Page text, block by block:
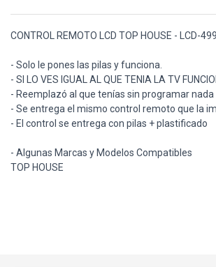
CONTROL REMOTO LCD TOP HOUSE - LCD-
- Solo le pones las pilas y funciona.
- SI LO VES IGUAL AL QUE TENIA LA TV
- Reemplazó al que tenías sin programar
- Se entrega el mismo control remoto que la
- El control se entrega con pilas + plastificado
- Algunas Marcas y Modelos Compatibles
TOP HOUSE